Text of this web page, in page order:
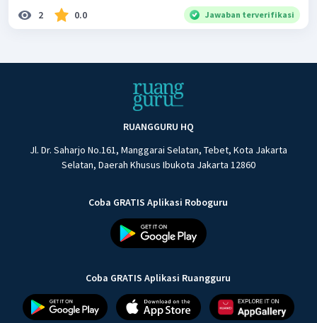
2 0.0 Jawaban terverifikasi
RUANGGURU HQ
Jl. Dr. Saharjo No.161, Manggarai Selatan, Tebet, Kota Jakarta
Selatan, Daerah Khusus Ibukota Jakarta 12860
Coba GRATIS Aplikasi Roboguru
Coba GRATIS Aplikasi Ruangguru